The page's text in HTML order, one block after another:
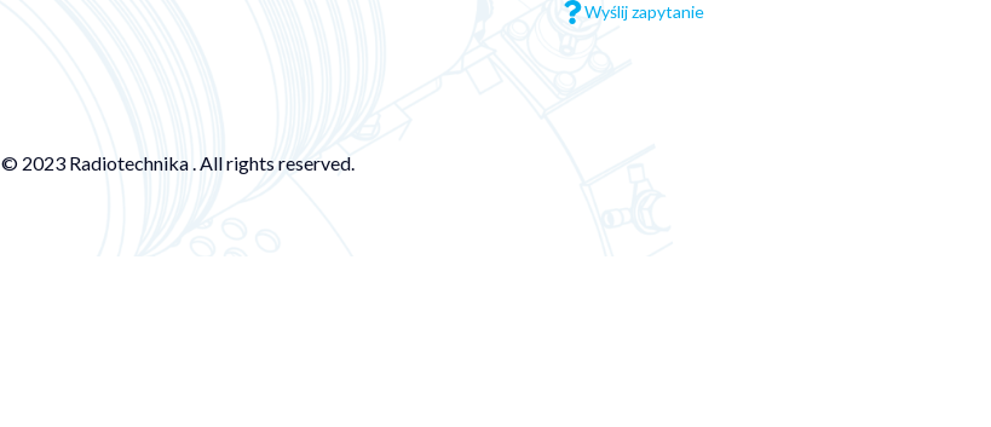
Wyślij zapytanie
© 2023 Radiotechnika . All rights reserved.